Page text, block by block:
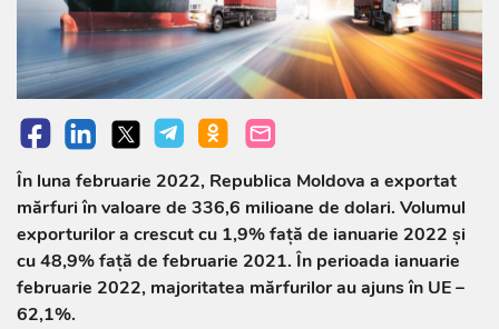
În luna februarie 2022, Republica Moldova a exportat
mărfuri în valoare de 336,6 milioane de dolari. Volumul
exporturilor a crescut cu 1,9% față de ianuarie 2022 și
cu 48,9% față de februarie 2021. În perioada ianuarie
februarie 2022, majoritatea mărfurilor au ajuns în UE –
62,1%.